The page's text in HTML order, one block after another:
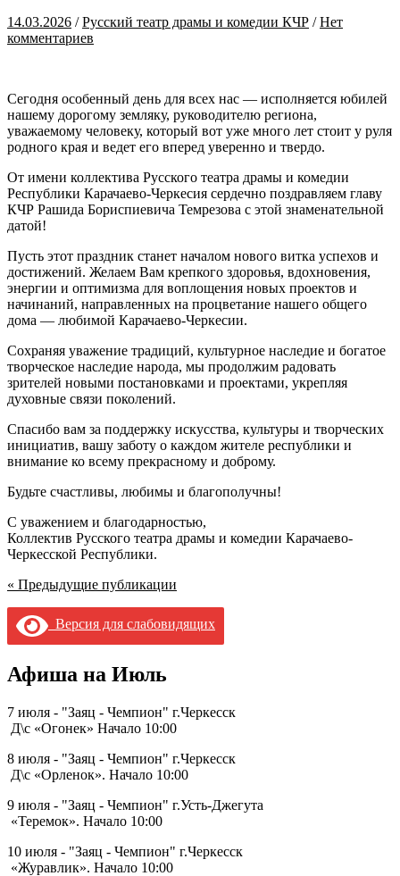
14.03.2026 /Русский театр драмы и комедии КЧР /Нет
комментариев
Сегодня особенный день для всех нас — исполняется юбилей
нашему дорогому земляку, руководителю региона,
уважаемому человеку, который вот уже много лет стоит у руля
родного края и ведет его вперед уверенно и твердо.
От имени коллектива Русского театра драмы и комедии
Республики Карачаево-Черкесия сердечно поздравляем главу
КЧР Рашида Бориспиевича Темрезова с этой знаменательной
датой!
Пусть этот праздник станет началом нового витка успехов и
достижений. Желаем Вам крепкого здоровья, вдохновения,
энергии и оптимизма для воплощения новых проектов и
начинаний, направленных на процветание нашего общего
дома — любимой Карачаево-Черкесии.
Сохраняя уважение традиций, культурное наследие и богатое
творческое наследие народа, мы продолжим радовать
зрителей новыми постановками и проектами, укрепляя
духовные связи поколений.
Спасибо вам за поддержку искусства, культуры и творческих
инициатив, вашу заботу о каждом жителе республики и
внимание ко всему прекрасному и доброму.
Будьте счастливы, любимы и благополучны!
С уважением и благодарностью,
Коллектив Русского театра драмы и комедии Карачаево-
Черкесской Республики.
« Предыдущие публикации
Версия для слабовидящих
Афиша на Июль
7 июля - "Заяц - Чемпион" г.Черкесск
Д\с «Огонек» Начало 10:00
8 июля - "Заяц - Чемпион" г.Черкесск
Д\с «Орленок». Начало 10:00
9 июля - "Заяц - Чемпион" г.Усть-Джегута
«Теремок». Начало 10:00
10 июля - "Заяц - Чемпион" г.Черкесск
«Журавлик». Начало 10:00